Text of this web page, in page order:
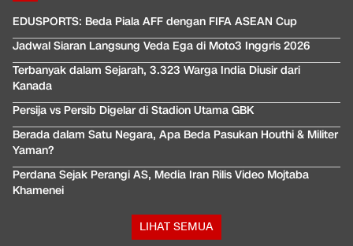
EDUSPORTS: Beda Piala AFF dengan FIFA ASEAN Cup
Jadwal Siaran Langsung Veda Ega di Moto3 Inggris 2026
Terbanyak dalam Sejarah, 3.323 Warga India Diusir dari
Kanada
Persija vs Persib Digelar di Stadion Utama GBK
Berada dalam Satu Negara, Apa Beda Pasukan Houthi & Militer
Yaman?
Perdana Sejak Perangi AS, Media Iran Rilis Video Mojtaba
Khamenei
LIHAT SEMUA